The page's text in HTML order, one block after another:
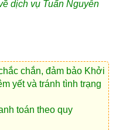
dịch vụ Tuấn Nguyễn
chắn, đảm bảo Khởi
yết và tránh tình trạng
toán theo quy